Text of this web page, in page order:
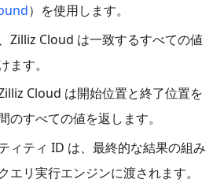
）を使用します。
Zilliz Cloud は一致するすべての値
ます。
Cloud は開始位置と終了位置を
のすべての値を返します。
ィティ ID は、最終的な結果の組み
エリ実行エンジンに渡されます。